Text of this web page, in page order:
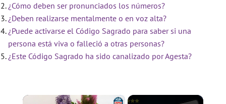
¿Cómo deben ser pronunciados los números?
¿Deben realizarse mentalmente o en voz alta?
¿Puede activarse el Código Sagrado para saber si una
persona está viva o falleció a otras personas?
¿Este Código Sagrado ha sido canalizado por Agesta?
×